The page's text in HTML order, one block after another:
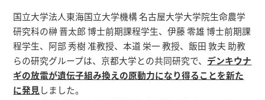
名古屋大学基金
研究者総覧
国立大学法人東海国立大学機構 名古屋大学大学院生命農学
研究科の榊 晋太郎 博士前期課程学生、伊藤 零雄 博士前期課
程学生、阿部 秀樹 准教授、本道 栄一 教授、飯田 敦夫 助教
らの研究グループは、京都大学との共同研究で、 デンキウナ
ギの放電が遺伝子組み換えの原動力になり得ることを新た
に発見しました。